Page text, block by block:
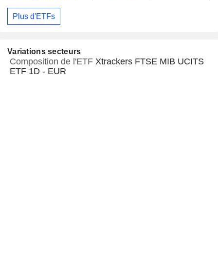
Plus d'ETFs
Variations secteurs
Composition de l'ETF Xtrackers FTSE MIB UCITS
ETF 1D - EUR